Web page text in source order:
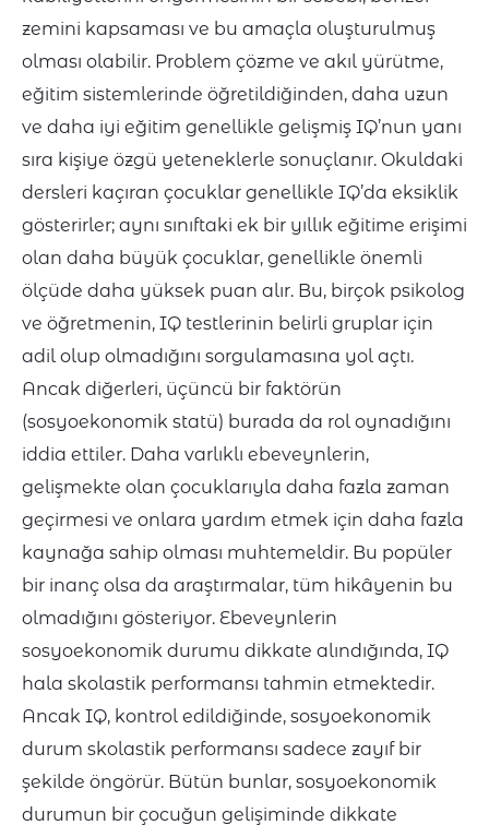
zemini kapsaması ve bu amaçla oluşturulmuş
olması olabilir. Problem çözme ve akıl yürütme,
eğitim sistemlerinde öğretildiğinden, daha uzun
ve daha iyi eğitim genellikle gelişmiş IQ’nun yanı
sıra kişiye özgü yeteneklerle sonuçlanır. Okuldaki
dersleri kaçıran çocuklar genellikle IQ’da eksiklik
gösterirler; aynı sınıftaki ek bir yıllık eğitime erişimi
olan daha büyük çocuklar, genellikle önemli
ölçüde daha yüksek puan alır. Bu, birçok psikolog
ve öğretmenin, IQ testlerinin belirli gruplar için
adil olup olmadığını sorgulamasına yol açtı.
Ancak diğerleri, üçüncü bir faktörün
(sosyoekonomik statü) burada da rol oynadığını
iddia ettiler. Daha varlıklı ebeveynlerin,
gelişmekte olan çocuklarıyla daha fazla zaman
geçirmesi ve onlara yardım etmek için daha fazla
kaynağa sahip olması muhtemeldir. Bu popüler
bir inanç olsa da araştırmalar, tüm hikâyenin bu
olmadığını gösteriyor. Ebeveynlerin
sosyoekonomik durumu dikkate alındığında, IQ
hala skolastik performansı tahmin etmektedir.
Ancak IQ, kontrol edildiğinde, sosyoekonomik
durum skolastik performansı sadece zayıf bir
şekilde öngörür. Bütün bunlar, sosyoekonomik
durumun bir çocuğun gelişiminde dikkate